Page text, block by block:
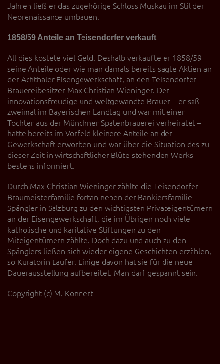
Jahren ließ er das zugehörige Schloss Muskau im Stil der
Neorenaissance umbauen.
1858/59 Anteile an Teisendorfer verkauft
All dies kostete viel Geld. Deshalb verkaufte er 1858/59
seine Anteile oder wie man damals bereits sagte Aktien an
der Achthaler Eisengewerkschaft, an den Teisendorfer
Brauereibesitzer Max Christian Wieninger. Der
innovationsfreudige und weltgewandte Brauer – er saß
zweimal im Bayerischen Landtag und war mit einer
Tochter aus der Münchner Spatenbrauerei verheiratet –
hatte bereits im Vorfeld kleinere Anteile an der
Gewerkschaft erworben und war über die Situation des zu
dieser Zeit in wirtschaftlicher Blüte stehenden Werks
bestens informiert.
Durch Max Christian Wieninger zählte die Teisendorfer
Braumeisterfamilie fortan neben der Bankiersfamilie
Spängler in Salzburg zu den wichtigsten Privateigentümern
an der Eisengewerkschaft, die im Übrigen noch viele
katholische und karitative Stiftungen zu den
Miteigentümern zählte. Doch dazu und auch zu den
Spänglers ließen sich wieder eigene Geschichten erzählen,
so Kuratorin Laufer. Einige davon hat sie für die neue
Dauerausstellung aufbereitet. Man darf gespannt sein.
Copyright (c) M. Konnert